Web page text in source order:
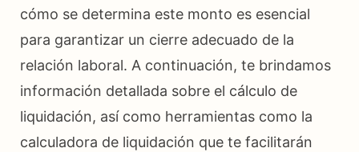
cómo se determina este monto es esencial
para garantizar un cierre adecuado de la
relación laboral. A continuación, te brindamos
información detallada sobre el cálculo de
liquidación, así como herramientas como la
calculadora de liquidación que te facilitarán